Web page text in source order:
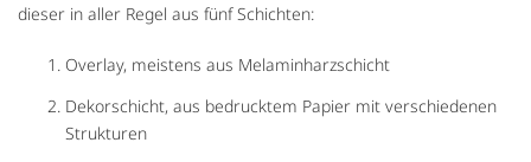
dieser in aller Regel aus fünf Schichten:
Overlay, meistens aus Melaminharzschicht
Dekorschicht, aus bedrucktem Papier mit verschiedenen
Strukturen